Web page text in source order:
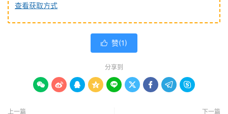
查看获取方式
 赞(1)
分享到
        
上一篇 下一篇